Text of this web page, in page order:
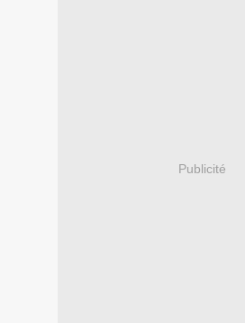
Publicité